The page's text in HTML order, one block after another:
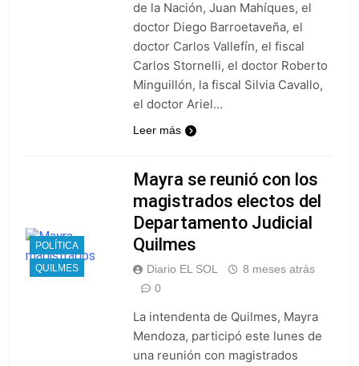
de la Nación, Juan Mahíques, el
doctor Diego Barroetaveña, el
doctor Carlos Vallefín, el fiscal
Carlos Stornelli, el doctor Roberto
Minguillón, la fiscal Silvia Cavallo,
el doctor Ariel…
Leer más
POLÍTICA
QUILMES
Mayra se reunió con los
magistrados electos del
Departamento Judicial
Quilmes
Diario EL SOL
8 meses atrás
0
La intendenta de Quilmes, Mayra
Mendoza, participó este lunes de
una reunión con magistrados